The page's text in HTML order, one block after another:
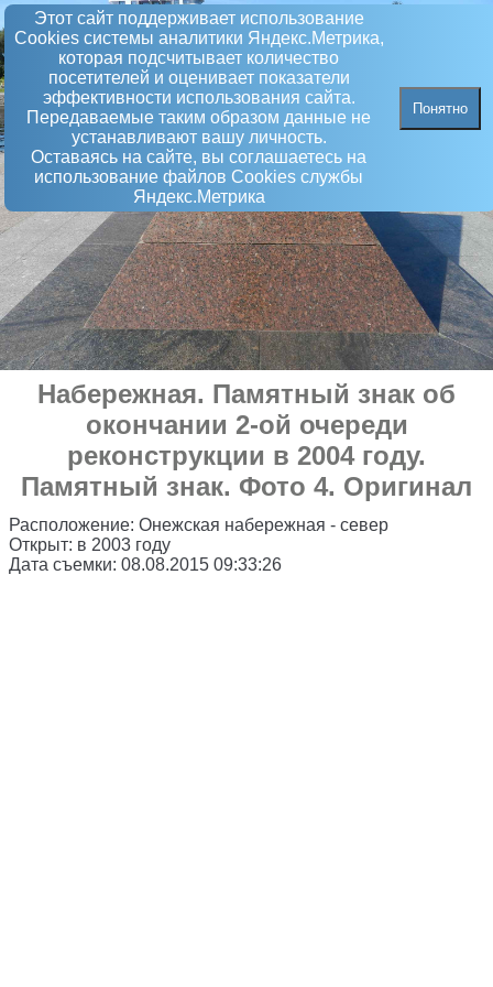
Этот сайт поддерживает использование
Сookies системы аналитики Яндекс.Метрика,
которая подсчитывает количество
посетителей и оценивает показатели
эффективности использования сайта.
Передаваемые таким образом данные не
устанавливают вашу личность.
Оставаясь на сайте, вы соглашаетесь на
использование файлов Сookies службы
Яндекс.Метрика
Понятно
Набережная. Памятный знак об
окончании 2-ой очереди
реконструкции в 2004 году.
Памятный знак. Фото 4. Оригинал
Расположение: Онежская набережная - север
Открыт: в 2003 году
Дата съемки: 08.08.2015 09:33:26